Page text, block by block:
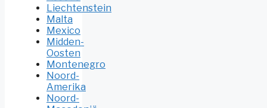
Liechtenstein
Malta
Mexico
Midden-
Oosten
Montenegro
Noord-
Amerika
Noord-